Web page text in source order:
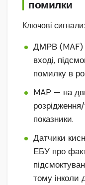
помилки
Ключові сигнали:
ДМРВ (MAF)
вході,
помилку в
MAP — на
показники.
Датчики
ЕБУ про
тому інколи